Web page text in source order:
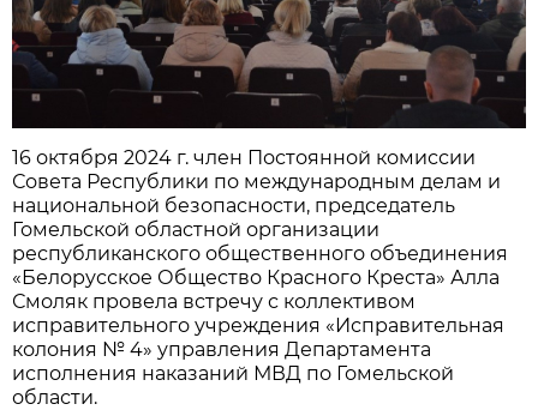
16 октября 2024 г. член Постоянной комиссии
Совета Республики по международным делам и
национальной безопасности, председатель
Гомельской областной организации
республиканского общественного объединения
«Белорусское Общество Красного Креста» Алла
Смоляк провела встречу с коллективом
исправительного учреждения «Исправительная
колония № 4» управления Департамента
исполнения наказаний МВД по Гомельской
области.